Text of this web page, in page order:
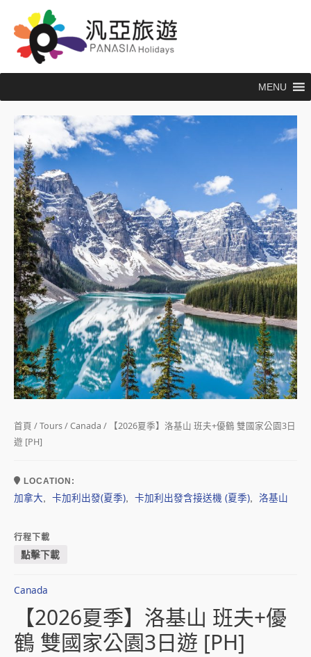
內
MENU
首頁 /Tours/Canada / 【2026夏季】洛基山 班夫+優鶴 雙國家公園3日
遊 [PH]
LOCATION:
加拿大, 卡加利出發(夏季), 卡加利出發含接送機 (夏季), 洛基山
行程下載
點擊下載
Canada
【2026夏季】洛基山 班夫+優
鶴 雙國家公園3日遊 [PH]